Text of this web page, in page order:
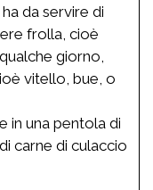
ha da servire di
frolla, cioè
giorno,
vitello, bue, o
in una pentola di
carne di culaccio